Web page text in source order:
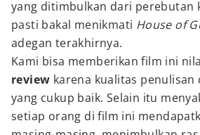
yang ditimbulkan dari perebutan
pasti bakal menikmati House of
adegan terakhirnya.
Kami bisa memberikan film ini
review karena kualitas penulisan
yang cukup baik. Selain itu
setiap orang di film ini